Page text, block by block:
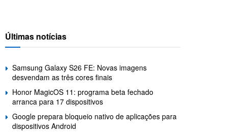
Últimas notícias
Samsung Galaxy S26 FE: Novas imagens
desvendam as três cores finais
Honor MagicOS 11: programa beta fechado
arranca para 17 dispositivos
Google prepara bloqueio nativo de aplicações para
dispositivos Android